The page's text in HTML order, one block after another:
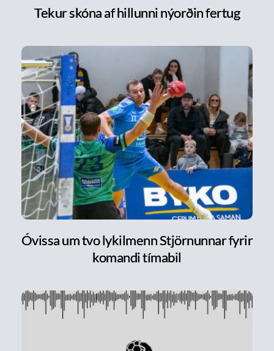
Tekur skóna af hillunni nýorðin fertug
Óvissa um tvo lykilmenn Stjörnunnar fyrir
komandi tímabil